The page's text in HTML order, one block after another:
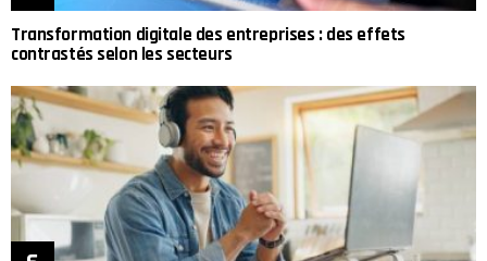
Transformation digitale des entreprises : des effets
contrastés selon les secteurs